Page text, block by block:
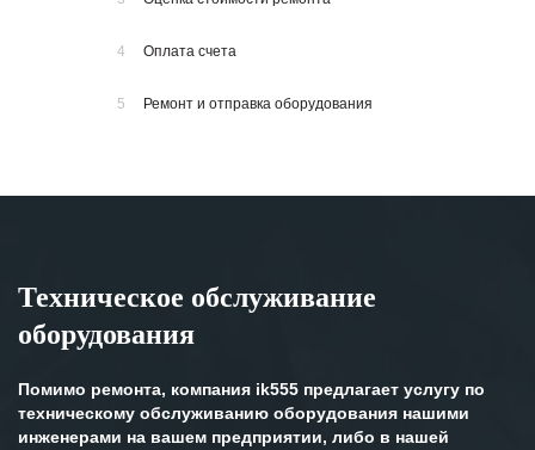
4 Оплата счета
5 Ремонт и отправка оборудования
Техническое обслуживание
оборудования
Помимо ремонта, компания ik555 предлагает услугу по
техническому обслуживанию оборудования нашими
инженерами на вашем предприятии, либо в нашей